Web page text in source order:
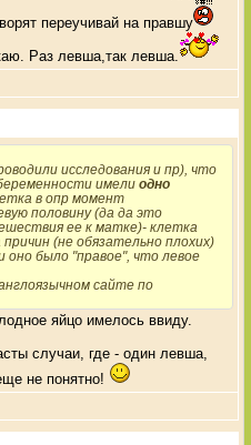
переучивай на правшу
Раз левша,так левша.
исследования и пр), что
имелиодно
в опр момент
половину (да да это
ее к матке)- клетка
(не обязательно плохих)
оно было "правое", что левое
сайте по
яйцо имелось ввиду.
случаи, где - один левша,
не понятно!